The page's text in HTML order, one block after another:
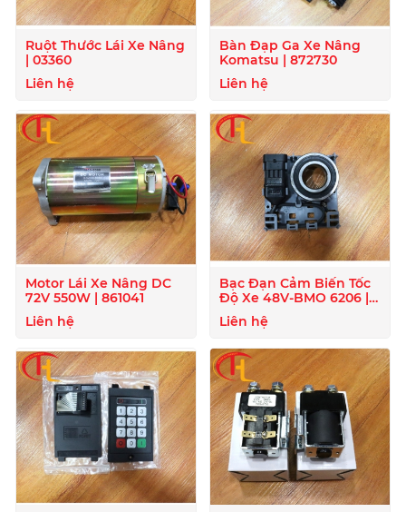
Ruột Thước Lái Xe Nâng
| 03360
Liên hệ
Bàn Đạp Ga Xe Nâng
Komatsu | 872730
Liên hệ
Motor Lái Xe Nâng DC
72V 550W | 861041
Liên hệ
Bạc Đạn Cảm Biến Tốc
Độ Xe 48V-BMO 6206 |
872129
Liên hệ